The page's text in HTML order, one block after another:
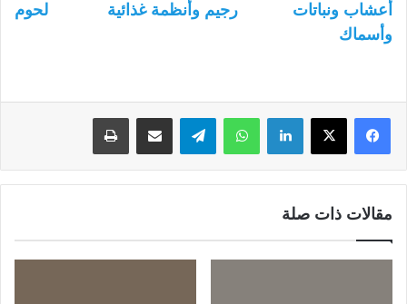
أعشاب ونباتات رجيم وأنظمة غذائية
لحوم
وأسماك
لينكدإن واتساب
مقالات ذات صلة